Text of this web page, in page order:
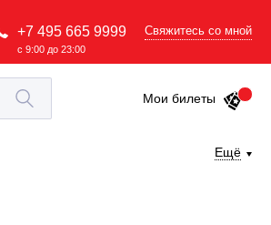
+7 495 665 9999
с 9:00 до 23:00
Свяжитесь со мной
Мои билеты
Ещё